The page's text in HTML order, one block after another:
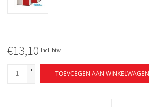
€13,10 Incl. btw
+
-
TOEVOEGEN AAN WINKELWAGEN